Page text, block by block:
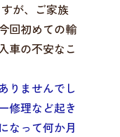
が、ご家族
回初めての輸
車の不安なこ
りませんでし
修理など起き
なって何か月